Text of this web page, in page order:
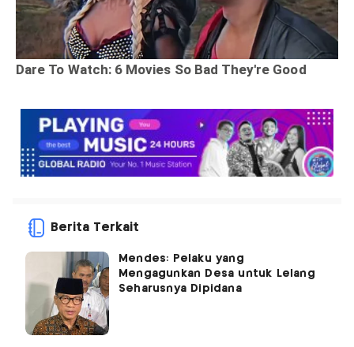
Berita Terkait
Mendes: Pelaku yang
Mengagunkan Desa untuk Lelang
Seharusnya Dipidana